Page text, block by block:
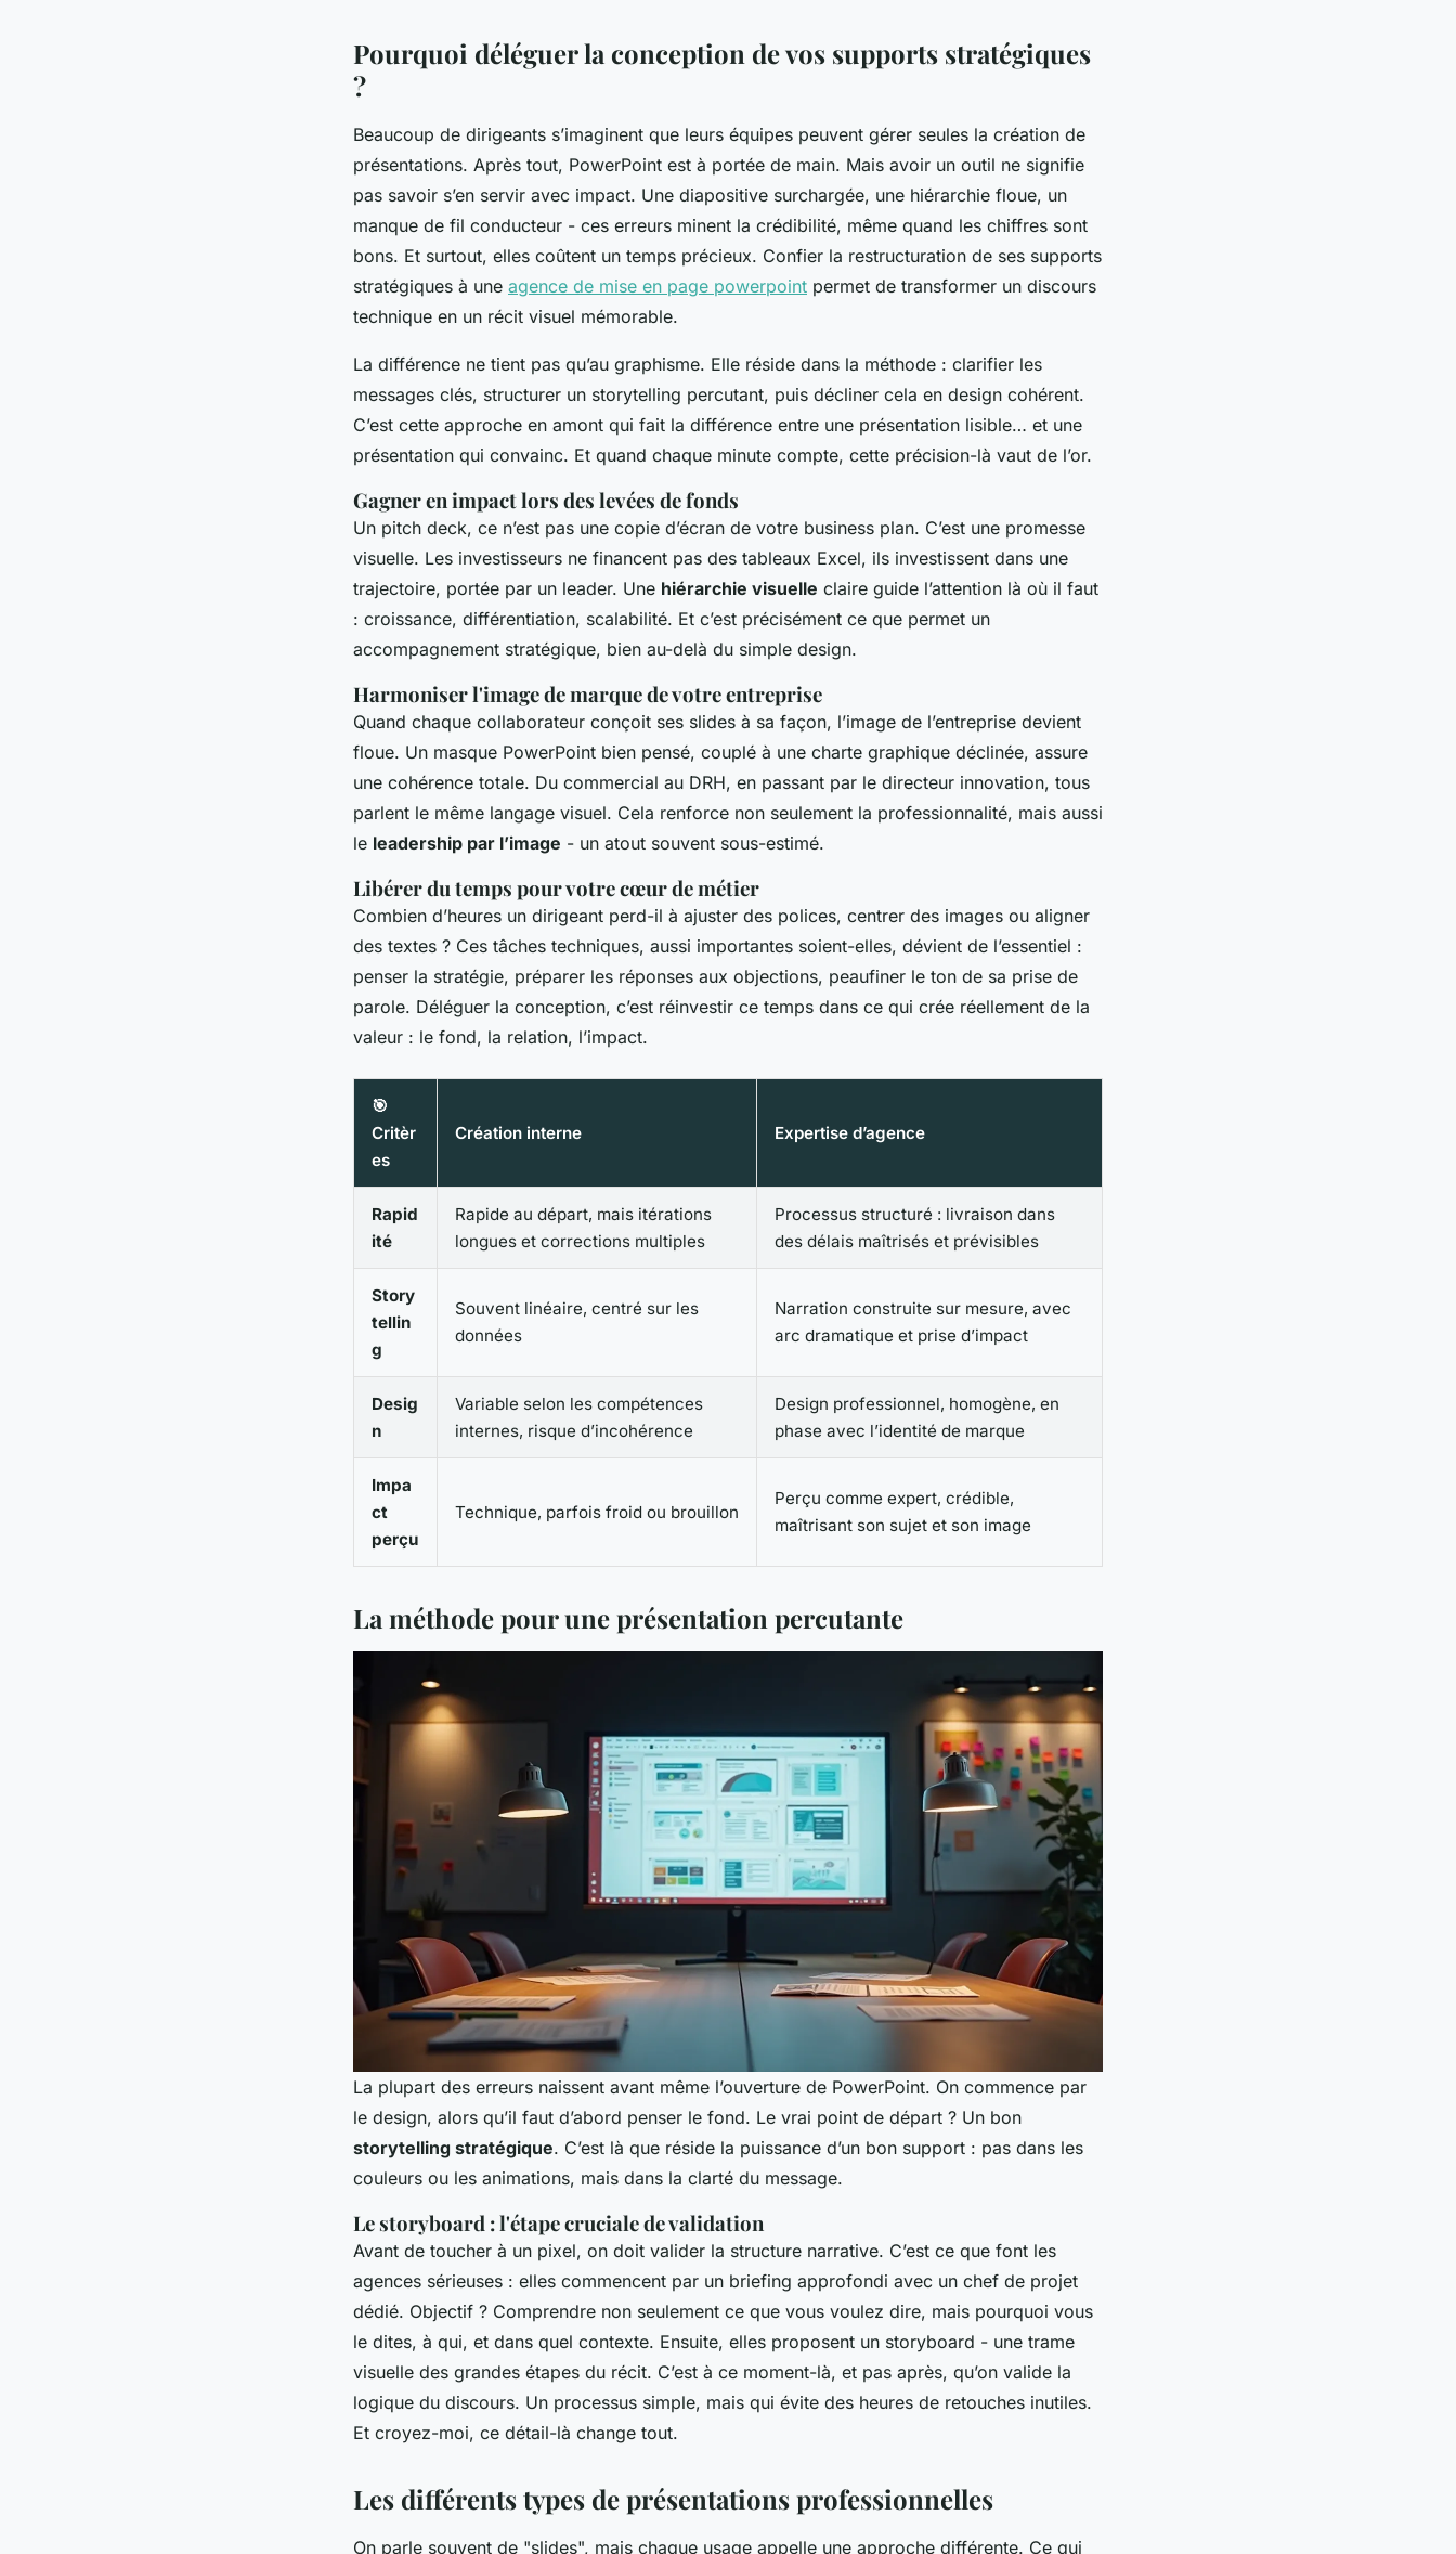
Pourquoi déléguer la conception de vos supports stratégiques
?
Beaucoup de dirigeants s’imaginent que leurs équipes peuvent gérer seules la création de
présentations. Après tout, PowerPoint est à portée de main. Mais avoir un outil ne signifie
pas savoir s’en servir avec impact. Une diapositive surchargée, une hiérarchie floue, un
manque de fil conducteur - ces erreurs minent la crédibilité, même quand les chiffres sont
bons. Et surtout, elles coûtent un temps précieux. Confier la restructuration de ses supports
stratégiques à une agence de mise en page powerpoint permet de transformer un discours
technique en un récit visuel mémorable.
La différence ne tient pas qu’au graphisme. Elle réside dans la méthode : clarifier les
messages clés, structurer un storytelling percutant, puis décliner cela en design cohérent.
C’est cette approche en amont qui fait la différence entre une présentation lisible… et une
présentation qui convainc. Et quand chaque minute compte, cette précision-là vaut de l’or.
Gagner en impact lors des levées de fonds
Un pitch deck, ce n’est pas une copie d’écran de votre business plan. C’est une promesse
visuelle. Les investisseurs ne financent pas des tableaux Excel, ils investissent dans une
trajectoire, portée par un leader. Une hiérarchie visuelle claire guide l’attention là où il faut
: croissance, différentiation, scalabilité. Et c’est précisément ce que permet un
accompagnement stratégique, bien au-delà du simple design.
Harmoniser l'image de marque de votre entreprise
Quand chaque collaborateur conçoit ses slides à sa façon, l’image de l’entreprise devient
floue. Un masque PowerPoint bien pensé, couplé à une charte graphique déclinée, assure
une cohérence totale. Du commercial au DRH, en passant par le directeur innovation, tous
parlent le même langage visuel. Cela renforce non seulement la professionnalité, mais aussi
le leadership par l’image - un atout souvent sous-estimé.
Libérer du temps pour votre cœur de métier
Combien d’heures un dirigeant perd-il à ajuster des polices, centrer des images ou aligner
des textes ? Ces tâches techniques, aussi importantes soient-elles, dévient de l’essentiel :
penser la stratégie, préparer les réponses aux objections, peaufiner le ton de sa prise de
parole. Déléguer la conception, c’est réinvestir ce temps dans ce qui crée réellement de la
valeur : le fond, la relation, l’impact.
🎯
Critèr
es
Création interne Expertise d’agence
Rapid
ité
Rapide au départ, mais itérations
longues et corrections multiples
Processus structuré : livraison dans
des délais maîtrisés et prévisibles
Story
tellin
g
Souvent linéaire, centré sur les
données
Narration construite sur mesure, avec
arc dramatique et prise d’impact
Desig
n
Variable selon les compétences
internes, risque d’incohérence
Design professionnel, homogène, en
phase avec l’identité de marque
Impa
ct
perçu
Technique, parfois froid ou brouillon
Perçu comme expert, crédible,
maîtrisant son sujet et son image
La méthode pour une présentation percutante
La plupart des erreurs naissent avant même l’ouverture de PowerPoint. On commence par
le design, alors qu’il faut d’abord penser le fond. Le vrai point de départ ? Un bon
storytelling stratégique. C’est là que réside la puissance d’un bon support : pas dans les
couleurs ou les animations, mais dans la clarté du message.
Le storyboard : l'étape cruciale de validation
Avant de toucher à un pixel, on doit valider la structure narrative. C’est ce que font les
agences sérieuses : elles commencent par un briefing approfondi avec un chef de projet
dédié. Objectif ? Comprendre non seulement ce que vous voulez dire, mais pourquoi vous
le dites, à qui, et dans quel contexte. Ensuite, elles proposent un storyboard - une trame
visuelle des grandes étapes du récit. C’est à ce moment-là, et pas après, qu’on valide la
logique du discours. Un processus simple, mais qui évite des heures de retouches inutiles.
Et croyez-moi, ce détail-là change tout.
Les différents types de présentations professionnelles
On parle souvent de "slides", mais chaque usage appelle une approche différente. Ce qui